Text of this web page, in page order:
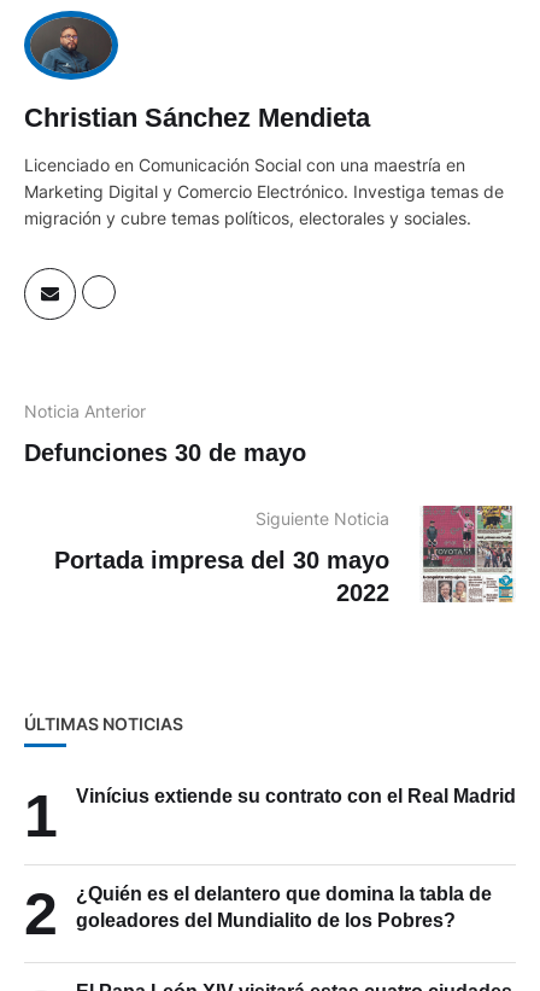
Christian Sánchez Mendieta
Licenciado en Comunicación Social con una maestría en
Marketing Digital y Comercio Electrónico. Investiga temas de
migración y cubre temas políticos, electorales y sociales.
Noticia Anterior
Defunciones 30 de mayo
Siguiente Noticia
Portada impresa del 30 mayo
2022
ÚLTIMAS NOTICIAS
1 Vinícius extiende su contrato con el Real Madrid
2
¿Quién es el delantero que domina la tabla de
goleadores del Mundialito de los Pobres?